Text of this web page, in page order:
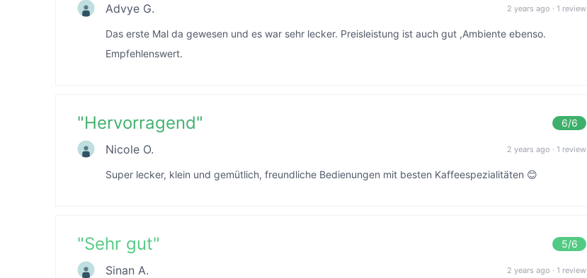
Advye G. 2 years ago · 1 review
Das erste Mal da gewesen und es war sehr lecker. Preisleistung ist auch gut ,Ambiente ebenso.
Empfehlenswert.
"Hervorragend" 6/6
Nicole O. 2 years ago · 1 review
Super lecker, klein und gemütlich, freundliche Bedienungen mit besten Kaffeespezialitäten 😊
"Sehr gut" 5/6
Sinan A. 2 years ago · 1 review